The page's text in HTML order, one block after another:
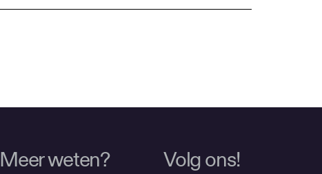
Meer weten? Volg ons!